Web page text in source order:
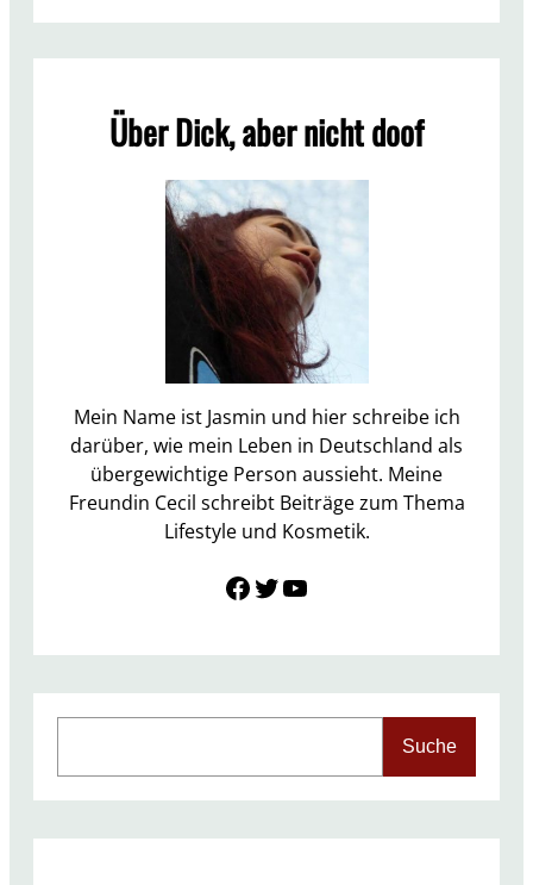
h
o
p
–
a
n
d
e
r
e
p
!
Über Dick, aber nicht doof
Mein Name ist Jasmin und hier schreibe ich
darüber, wie mein Leben in Deutschland als
übergewichtige Person aussieht. Meine
Freundin Cecil schreibt Beiträge zum Thema
Lifestyle und Kosmetik.
Link zu Facebook Twitter YouTube
c
Suche